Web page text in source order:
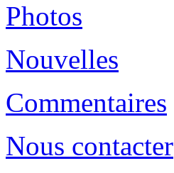
Photos
Nouvelles
Commentaires
Nous contacter